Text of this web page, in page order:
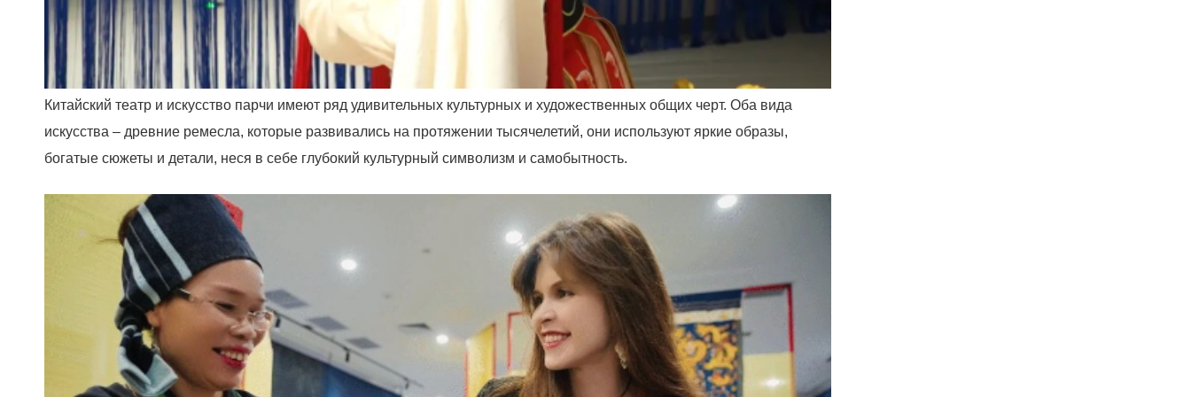
Китайский театр и искусство парчи имеют ряд удивительных культурных и художественных общих черт. Оба вида
искусства – древние ремесла, которые развивались на протяжении тысячелетий, они используют яркие образы,
богатые сюжеты и детали, неся в себе глубокий культурный символизм и самобытность.